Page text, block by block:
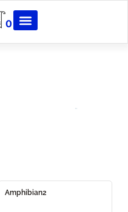
0
Amphibian2